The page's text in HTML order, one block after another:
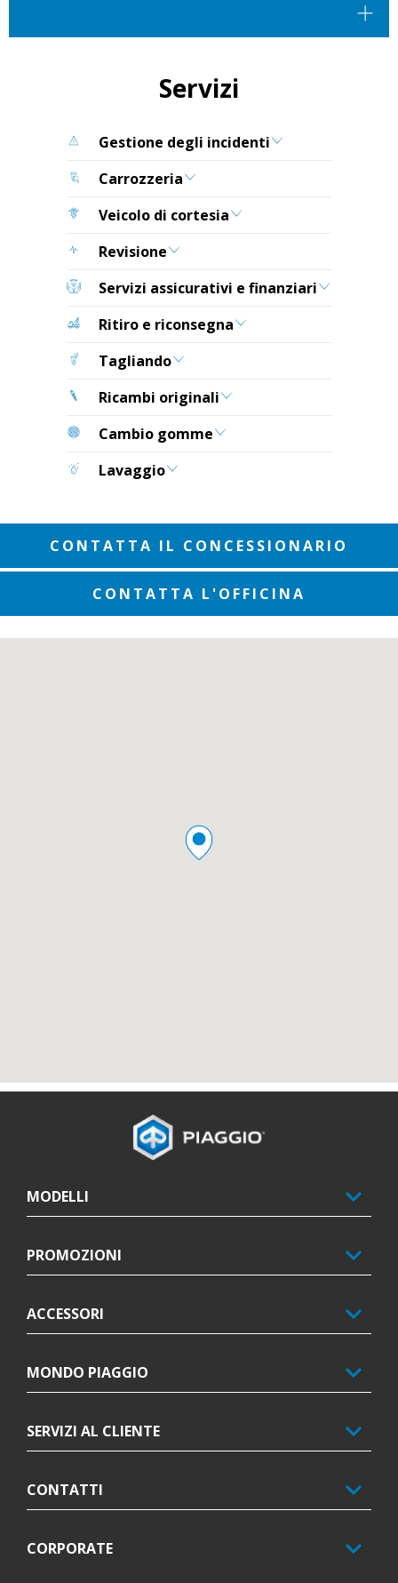
Servizi
Gestione degli incidenti
Carrozzeria
Veicolo di cortesia
Revisione
Servizi assicurativi e finanziari
Ritiro e riconsegna
Tagliando
Ricambi originali
Cambio gomme
Lavaggio
CONTATTA IL CONCESSIONARIO
CONTATTA L'OFFICINA
MODELLI
PROMOZIONI
ACCESSORI
MONDO PIAGGIO
SERVIZI AL CLIENTE
CONTATTI
CORPORATE